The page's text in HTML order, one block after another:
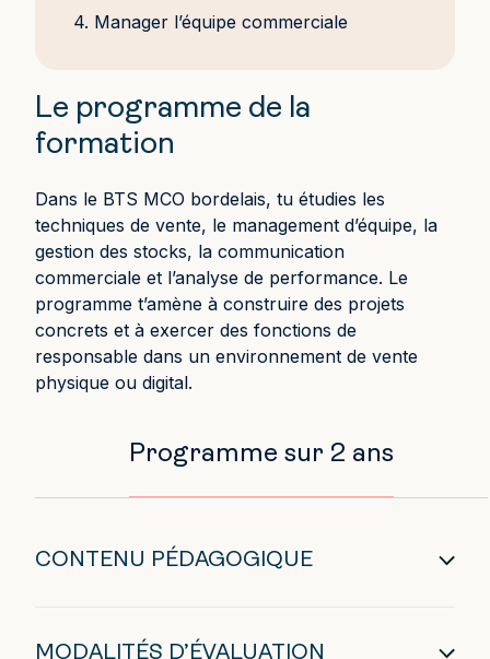
4. Manager l’équipe commerciale
Le programme de la
formation
Dans le BTS MCO bordelais, tu étudies les
techniques de vente, le management d’équipe, la
gestion des stocks, la communication
commerciale et l’analyse de performance. Le
programme t’amène à construire des projets
concrets et à exercer des fonctions de
responsable dans un environnement de vente
physique ou digital.
Programme sur 2 ans
CONTENU PÉDAGOGIQUE
MODALITÉS D’ÉVALUATION